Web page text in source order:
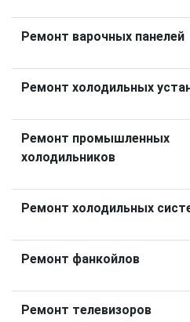
Ремонт варочных панелей
Ремонт холодильных
Ремонт промышленных
холодильников
Ремонт холодильных
Ремонт фанкойлов
Ремонт телевизоров